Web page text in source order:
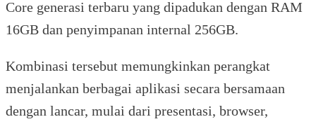
Core generasi terbaru yang dipadukan dengan RAM
16GB dan penyimpanan internal 256GB.
Kombinasi tersebut memungkinkan perangkat
menjalankan berbagai aplikasi secara bersamaan
dengan lancar, mulai dari presentasi, browser,